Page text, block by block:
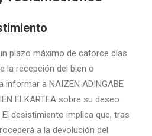
plazo máximo de catorce días
la recepción del bien o
a NAIZEN ADINGABE
ELKARTEA sobre su deseo
desistimiento implica que, tras
a la devolución del